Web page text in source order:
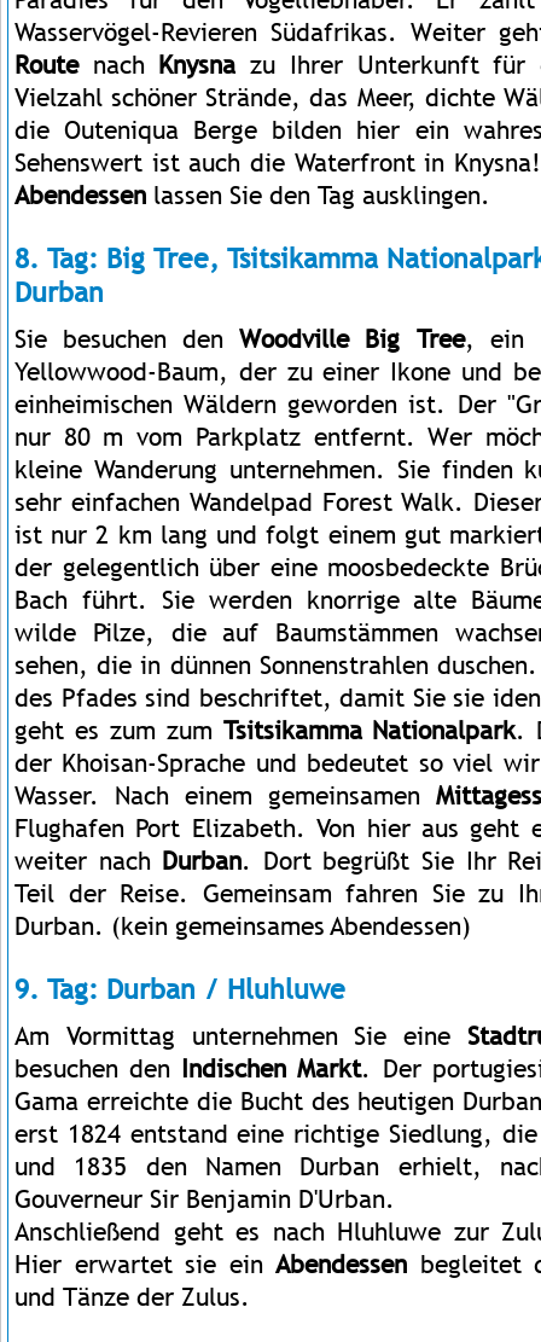
Wasservögel-Revieren Südafrikas. Weiter
Route nach Knysna zu Ihrer Unterkunft für
Vielzahl schöner Strände, das Meer, dichte
die Outeniqua Berge bilden hier ein
Sehenswert ist auch die Waterfront in
Abendessen lassen Sie den Tag ausklingen.
8. Tag: Big Tree, Tsitsikamma
Durban
Sie besuchen denWoodville Big Tree, ein
Yellowwood-Baum, der zu einer Ikone und
einheimischen Wäldern geworden ist. Der
nur 80 m vom Parkplatz entfernt. Wer
kleine Wanderung unternehmen. Sie finden
sehr einfachen Wandelpad Forest Walk.
ist nur 2 km lang und folgt einem gut
der gelegentlich über eine moosbedeckte
Bach führt. Sie werden knorrige alte
wilde Pilze, die auf Baumstämmen
sehen, die in dünnen Sonnenstrahlen
des Pfades sind beschriftet, damit Sie sie
geht es zum zum Tsitsikamma Nationalpark.
der Khoisan-Sprache und bedeutet so viel
Wasser. Nach einem gemeinsamen
Flughafen Port Elizabeth. Von hier aus geht
weiter nach Durban. Dort begrüßt Sie Ihr
Teil der Reise. Gemeinsam fahren Sie zu
Durban. (kein gemeinsames Abendessen)
9. Tag: Durban / Hluhluwe
Am Vormittag unternehmen Sie eine
besuchen den Indischen Markt. Der
Gama erreichte die Bucht des heutigen
erst 1824 entstand eine richtige Siedlung,
und 1835 den Namen Durban erhielt,
Gouverneur Sir Benjamin D'Urban.
Anschließend geht es nach Hluhluwe zur
Hier erwartet sie ein Abendessen begleitet
und Tänze der Zulus.